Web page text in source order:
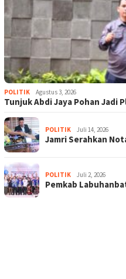
POLITIK Agustus 3, 2026
Tunjuk Abdi Jaya Pohan Jadi
POLITIK Juli 14, 2026
Jamri Serahkan
POLITIK Juli 2, 2026
Pemkab